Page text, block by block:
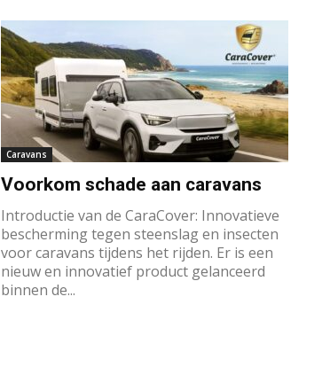
Caravans
Voorkom schade aan caravans
Introductie van de CaraCover: Innovatieve
bescherming tegen steenslag en insecten
voor caravans tijdens het rijden. Er is een
nieuw en innovatief product gelanceerd
binnen de...